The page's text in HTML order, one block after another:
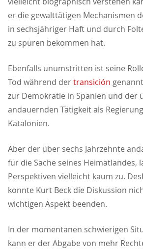
er die gewalttätigen Mechanismen
in sechsjähriger Haft und durch
zu spüren bekommen hat.
Ebenfalls unumstritten ist seine
Tod während dertransición
zur Demokratie in Spanien und der
andauernden Tätigkeit als
Katalonien.
Aber der über sechs Jahrzehnte
für die Sache seines Heimatlandes,
Perspektiven vielleicht kaum zu.
konnte Kurt Beck die Diskussion
wichtigen Aspekt beenden.
In der momentanen schwierigen
kann er der Abgabe von mehr